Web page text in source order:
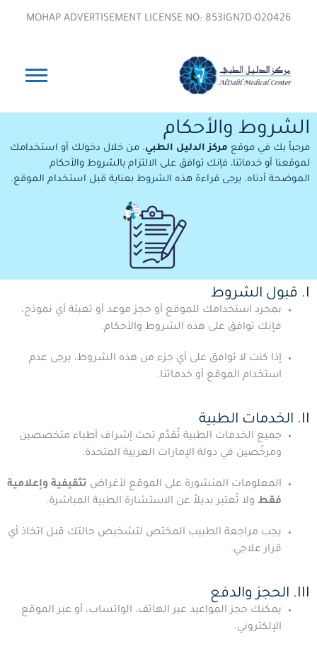
MOHAP ADVERTISEMENT LICENSE NO: 853IGN7D-020426
الشروط والأحكام
مرحباً بك في موقع مركز الدليل الطبي. من خلال دخولك أو استخدامك
لموقعنا أو خدماتنا، فإنك توافق على الالتزام بالشروط والأحكام
الموضحة أدناه. يرجى قراءة هذه الشروط بعناية قبل استخدام الموقع.
I. قبول الشروط
بمجرد استخدامك للموقع أو حجز موعد أو تعبئة أي نموذج،
فإنك توافق على هذه الشروط والأحكام.
إذا كنت لا توافق على أي جزء من هذه الشروط، يرجى عدم
استخدام الموقع أو خدماتنا.
II. الخدمات الطبية
جميع الخدمات الطبية تُقدَّم تحت إشراف أطباء متخصصين
ومرخّصين في دولة الإمارات العربية المتحدة.
المعلومات المنشورة على الموقع لأغراض تثقيفية وإعلامية
فقط ولا تُعتبر بديلاً عن الاستشارة الطبية المباشرة.
يجب مراجعة الطبيب المختص لتشخيص حالتك قبل اتخاذ أي
قرار علاجي.
III. الحجز والدفع
يمكنك حجز المواعيد عبر الهاتف، الواتساب، أو عبر الموقع
الإلكتروني.